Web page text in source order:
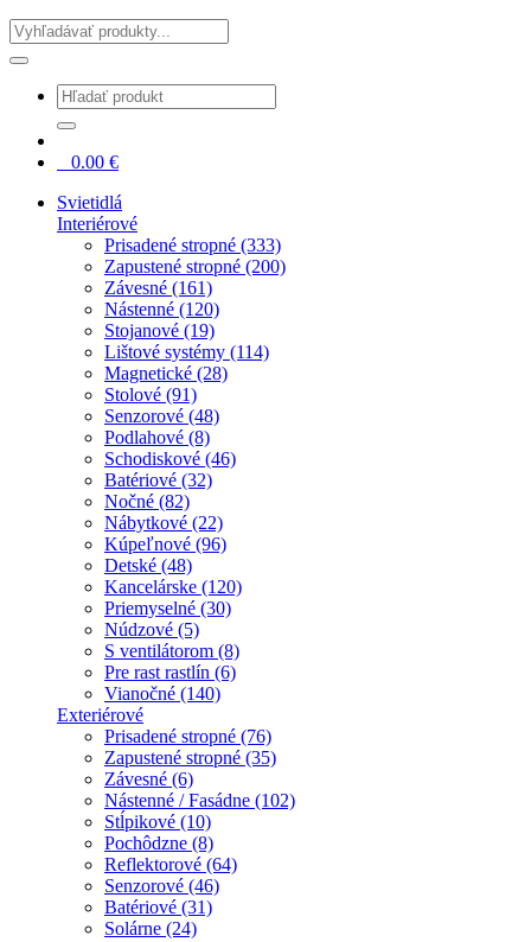
Hladať
0.00 €
Svietidlá
Interiérové
Prisadené stropné (333)
Zapustené stropné (200)
Závesné (161)
Nástenné (120)
Stojanové (19)
Lištové systémy (114)
Magnetické (28)
Stolové (91)
Senzorové (48)
Podlahové (8)
Schodiskové (46)
Batériové (32)
Nočné (82)
Nábytkové (22)
Kúpeľnové (96)
Detské (48)
Kancelárske (120)
Priemyselné (30)
Núdzové (5)
S ventilátorom (8)
Pre rast rastlín (6)
Vianočné (140)
Exteriérové
Prisadené stropné (76)
Zapustené stropné (35)
Závesné (6)
Nástenné / Fasádne (102)
Stĺpikové (10)
Pochôdzne (8)
Reflektorové (64)
Senzorové (46)
Batériové (31)
Solárne (24)